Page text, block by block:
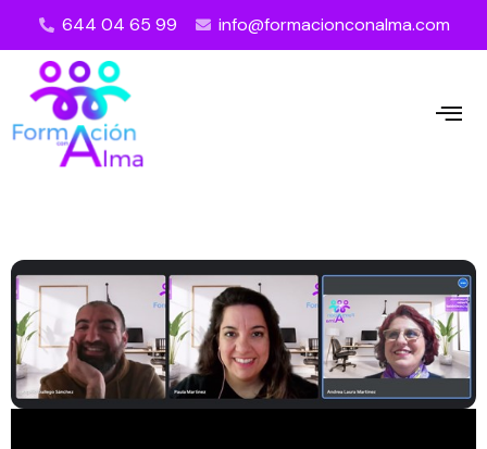
644 04 65 99 info@formacionconalma.com